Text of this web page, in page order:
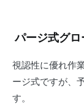
パージ式グロ
視認性に優れ作
ージ式ですが、
す。